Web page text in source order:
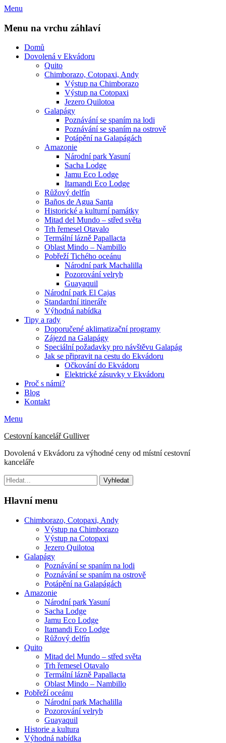
Přejít
obsahu
Menu
Menu na vrchu záhlaví
Domů
Dovolená v Ekvádoru
Quito
Chimborazo, Cotopaxi, Andy
Výstup na Chimborazo
Výstup na Cotopaxi
Jezero Quilotoa
Galapágy
Poznávání se spaním na lodi
Poznávání se spaním na ostrově
Potápění na Galapágách
Amazonie
Národní park Yasuní
Sacha Lodge
Jamu Eco Lodge
Itamandi Eco Lodge
Růžový delfín
Baños de Agua Santa
Historické a kulturní památky
Mitad del Mundo – střed světa
Trh řemesel Otavalo
Termální lázně Papallacta
Oblast Mindo – Nambillo
Pobřeží Tichého oceánu
Národní park Machalilla
Pozorování velryb
Guayaquil
Národní park El Cajas
Standardní itineráře
Výhodná nabídka
Tipy a rady
Doporučené aklimatizační programy
Zájezd na Galapágy
Speciální požadavky pro návštěvu Galapág
Jak se připravit na cestu do Ekvádoru
Očkování do Ekvádoru
Elektrické zásuvky v Ekvádoru
Proč s námi?
Blog
Kontakt
E-
Telefon
Menu
Cestovní kancelář Gulliver
Dovolená v Ekvádoru za výhodné ceny od místní cestovní
kanceláře
Hledat:
Hlavní menu
Chimborazo, Cotopaxi, Andy
Výstup na Chimborazo
Výstup na Cotopaxi
Jezero Quilotoa
Galapágy
Poznávání se spaním na lodi
Poznávání se spaním na ostrově
Potápění na Galapágách
Amazonie
Národní park Yasuní
Sacha Lodge
Jamu Eco Lodge
Itamandi Eco Lodge
Růžový delfín
Quito
Mitad del Mundo – střed světa
Trh řemesel Otavalo
Termální lázně Papallacta
Oblast Mindo – Nambillo
Pobřeží oceánu
Národní park Machalilla
Pozorování velryb
Guayaquil
Historie a kultura
Výhodná nabídka